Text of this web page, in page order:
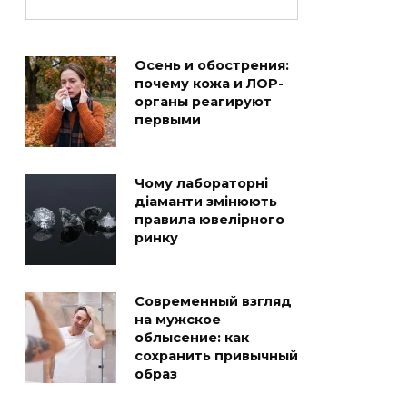
Осень и обострения:
почему кожа и ЛОР-
органы реагируют
первыми
Чому лабораторні
діаманти змінюють
правила ювелірного
ринку
Современный взгляд
на мужское
облысение: как
сохранить привычный
образ